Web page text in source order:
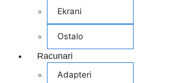
Ekrani
Ostalo
Racunari
Adapteri